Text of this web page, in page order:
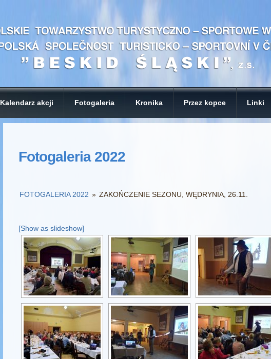
Kalendarz akcji Fotogaleria Kronika Przez kopce Linki
Fotogaleria 2022
FOTOGALERIA 2022 » ZAKOŃCZENIE SEZONU, WĘDRYNIA, 26.11.
[Show as slideshow]